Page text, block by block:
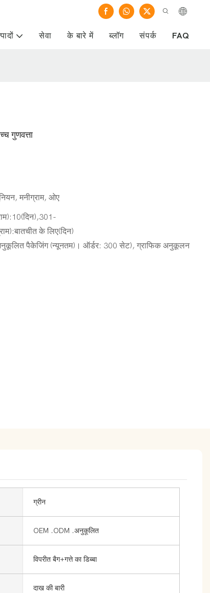
सेवा के बारे में ब्लॉग संपर्क FAQ
गुणवत्ता
मनीग्राम, ओए
के लिए(दिन)
अनुकूलित पैकेजिंग (न्यूनतम)। ऑर्डर: 300 सेट), ग्राफिक अनुकूलन
ग्रीन
OEM .ODM .अनुकूलित
विपरीत बैग+गत्ते का डिब्बा
दाख की बारी